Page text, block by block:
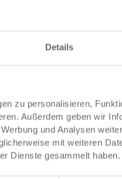
Details
zu personalisieren,
Außerdem geben wir
und Analysen
mit weiteren
Dienste gesammelt haben.
Der
Transport-
abgestimmt